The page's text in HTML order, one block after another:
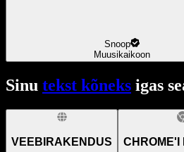
Snoop
Muusikaikoon
Sinu tekst kõneks igas
VEEBIRAKENDUS CHROME'I